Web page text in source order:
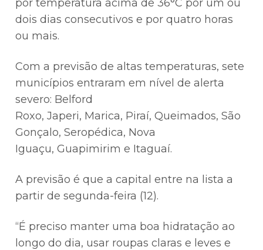
por temperatura acima de 36°C por um ou
dois dias consecutivos e por quatro horas
ou mais.
Com a previsão de altas temperaturas, sete
municípios entraram em nível de alerta
severo: Belford
Roxo, Japeri, Marica, Piraí, Queimados, São
Gonçalo, Seropédica, Nova
Iguaçu, Guapimirim e Itaguaí.
A previsão é que a capital entre na lista a
partir de segunda-feira (12).
“É preciso manter uma boa hidratação ao
longo do dia, usar roupas claras e leves e